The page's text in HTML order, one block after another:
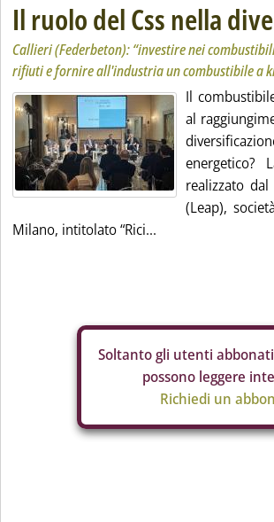
Il ruolo del Css nella
Callieri (Federbeton): “investire nei
rifiuti e fornire all'industria un combustibile a
Il
al
realizzato
(Leap),
Milano, intitolato “Rici...
Soltanto gli utenti
possono leggere
Richiedi un